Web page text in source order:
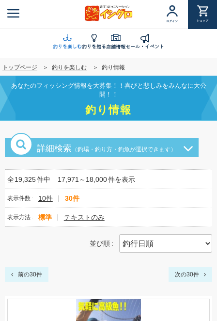
ン
に
移
動
ログイン ショップ
釣りを楽しむ釣りを知る店舗情報セール・イベント
トップページ 釣りを楽しむ 釣り情報
あなたのフィッシング情報を大募集！！喜びと悲しみをみんなに大公
開！！
釣り情報
詳細検索 （釣場・釣り方・釣魚が選択できます）
全19,325件中 17,971～18,000件を表示
表示件数 10件 30件
表示方法 標準 テキストのみ
並び順
前の30件 次の30件